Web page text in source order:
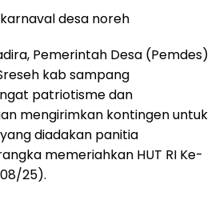
desa noreh
Pemerintah Desa (Pemdes)
kab sampang
patriotisme dan
mengirimkan kontingen untuk
diadakan panitia
memeriahkan HUT RI Ke-
25).